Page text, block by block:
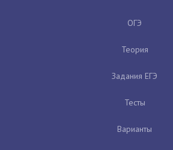
ОГЭ
Теория
Задания ЕГЭ
Тесты
Варианты